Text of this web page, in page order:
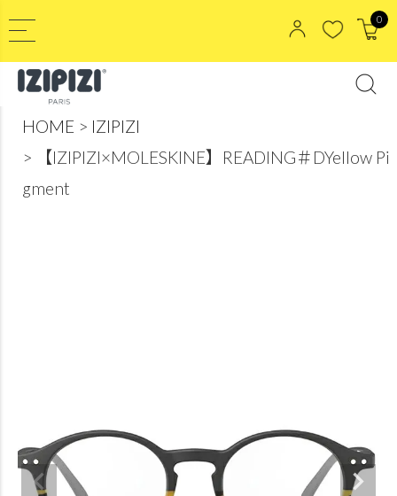
0
HOME
IZIPIZI
【IZIPIZI×MOLESKINE】READING＃DYellow Pi
gment